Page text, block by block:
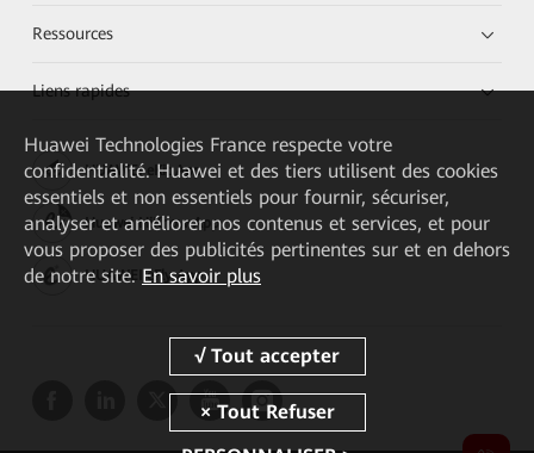
Ressources
Liens rapides
HUAWEI eKit App
Huawei HiKnow App
HUAWEI eFly App
Huawei Technologies France respecte votre
confidentialité. Huawei et des tiers utilisent des cookies
essentiels et non essentiels pour fournir, sécuriser,
analyser et améliorer nos contenus et services, et pour
vous proposer des publicités pertinentes sur et en dehors
de notre site. En savoir plus